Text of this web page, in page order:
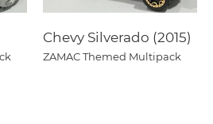
Chevy Silverado (2015)
ZAMAC Themed Multipack